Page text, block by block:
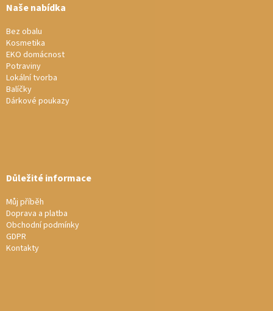
Naše nabídka
Bez obalu
Kosmetika
EKO domácnost
Potraviny
Lokální tvorba
Balíčky
Dárkové poukazy
Důležité informace
Můj příběh
Doprava a platba
Obchodní podmínky
GDPR
Kontakty